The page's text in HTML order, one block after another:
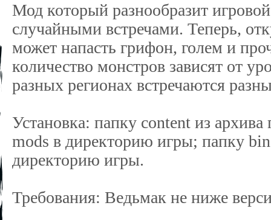
Мод который разнообразит
случайными встречами. Теперь,
может напасть грифон, голем и
количество монстров зависят от
разных регионах встречаются
Установка: папку content из архива
mods в директорию игры; папку
директорию игры.
Требования: Ведьмак не ниже